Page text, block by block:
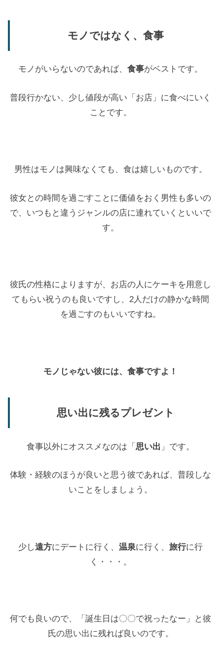
モノではなく、食事
モノがいらないのであれば、 食事がベストです。
普段行かない、少し値段が高い「お店」に食べにいく
ことです。
男性はモノは興味なくても、食は嬉しいものです。
彼女との時間を過ごすことに価値をおく男性も多いの
で、いつもと違うジャンルの店に連れていくといいで
す。
彼氏の性格によりますが、お店の人にケーキを用意し
てもらい祝うのも良いですし、2人だけの静かな時間
を過ごすのもいいですね。
モノじゃない彼には、食事ですよ！
思い出に残るプレゼント
食事以外にオススメなのは「思い出 」です。
体験・経験のほうが良いと思う彼であれば、普段しな
いことをしましょう。
少し遠方にデートに行く、 温泉に行く、 旅行に行
く・・・。
何でも良いので、「誕生日は〇〇で祝ったなー」と彼
氏の思い出に残れば良いのです。